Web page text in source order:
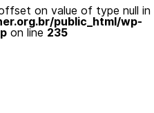
on value of type null in
public_html/wp-
on line 235